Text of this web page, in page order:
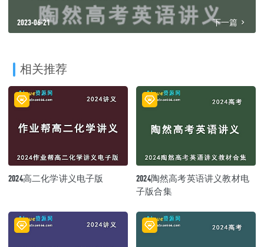
2023-06-21 下一篇
相关推荐
2024高二化学讲义电子版
2024陶然高考英语讲义教材电
子版合集